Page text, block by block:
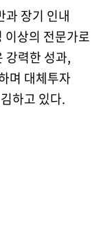
과 장기 인내
상의 전문가로
강력한 성과,
며 대체투자
하고 있다.